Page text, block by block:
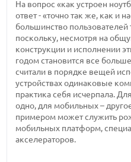
На вопрос «как устроен
ответ - «точно так же, как и
большинство пользователей
поскольку, несмотря на
конструкции и исполнении
годом становится все
считали в порядке вещей
устройствах одинаковые
практика себя исчерпала.
одно, для мобильных –
примером может служить
мобильных платформ,
акселераторов.